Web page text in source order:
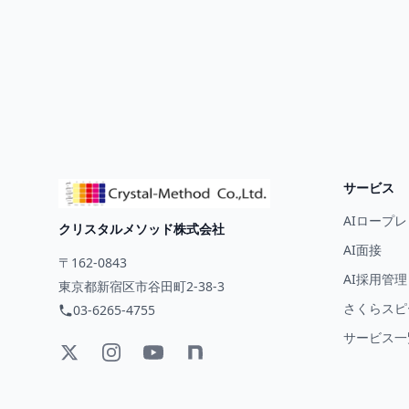
クリスタルメソッド株式会社
〒162-0843
東京都新宿区市谷田町2-38-3
03-6265-4755
サービス
AIロープレ
AI面接
AI採用管理
さくらス
サービス